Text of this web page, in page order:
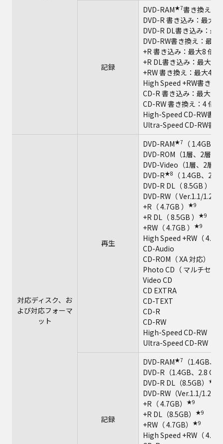
記録
DVD-RAM★7書き換え：
DVD-R 書き込み：最大8
DVD-R DL書き込み：最
DVD-RW書き換え：最大
+R 書き込み：最大8 倍速
+R DL書き込み：最大6
+RW 書き換え：最大4 倍
High Speed +RW書き換
CD-R 書き込み：最大24
CD-RW 書き換え：4 倍速
High-Speed CD-RW書
Ultra-Speed CD-RW書
対応ディスク、お
よび対応フォーマ
ット
再生
DVD-RAM★7
（ 1.4GB
DVD-ROM（1層、2層）
DVD-Video（1層、2層）
DVD-R★8
（ 1.4GB、
DVD-R DL（ 8.5GB ）
DVD-RW（ Ver.1.1/1.2
+R（ 4.7GB ）
★9
+R DL（ 8.5GB ） ★9
+RW（ 4.7GB ） ★9
High Speed +RW（
CD-Audio
CD-ROM（ XA 対応）
Photo CD（ マルチセッ
Video CD
CD EXTRA
CD-TEXT
CD-R
CD-RW
High-Speed CD-RW
Ultra-Speed CD-RW
記録
DVD-RAM★7
（1.4GB、
DVD-R（1.4GB、2.8
DVD-R DL（8.5GB）
★9
DVD-RW（Ver.1.1/1.2
+R（ 4.7GB）
★9
+R DL（8.5GB） ★9
+RW（ 4.7GB） ★9
High Speed +RW（